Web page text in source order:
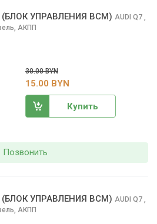
УПРАВЛЕНИЯ BCM) AUDI Q7 ,
АКПП
30.00 BYN
15.00 BYN
Купить
Позвонить
УПРАВЛЕНИЯ BCM) AUDI Q7 ,
АКПП